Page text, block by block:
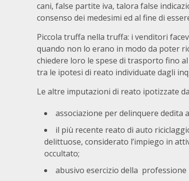
cani, false partite iva, talora false
consenso dei medesimi ed al fine di
Piccola truffa nella truffa: i venditori
quando non lo erano in modo da poter
chiedere loro le spese di trasporto fino
tra le ipotesi di reato individuate dagli
Le altre imputazioni di reato ipotizzate
associazione per delinquere dedita
il più recente reato di auto
delittuose, considerato l’impiego in
occultato;
abusivo esercizio della professione